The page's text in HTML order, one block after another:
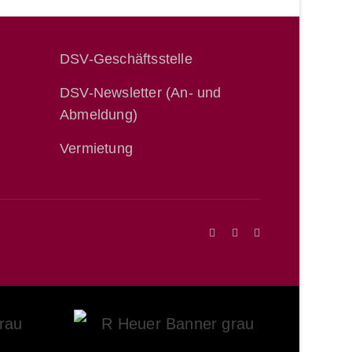
DSV-Geschäftsstelle
DSV-Newsletter (An- und
Abmeldung)
Vermietung